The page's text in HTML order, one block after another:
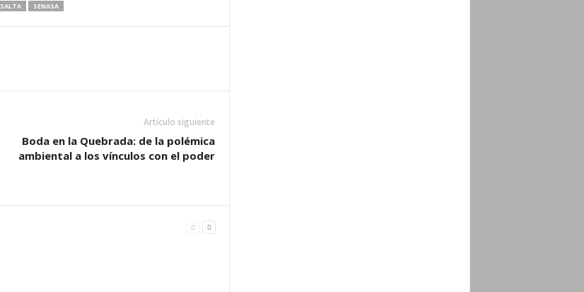
SALTA SENASA
Artículo siguiente
Boda en la Quebrada: de la polémica
ambiental a los vínculos con el poder